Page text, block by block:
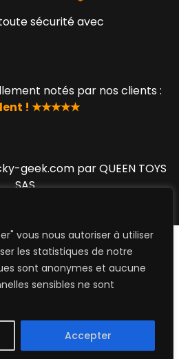
vous nous autoriser à utiliser
les statistiques de notre
sont anonymes et aucune
sensibles ne sont
Accepter
sécurité avec
notés par nos clients :
! ★★★★★
geek.com par QUEEN TOYS
SAS